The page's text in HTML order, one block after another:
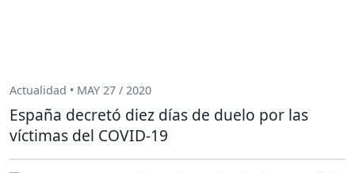
Actualidad • MAY 27 / 2020
España decretó diez días de duelo por las
víctimas del COVID-19